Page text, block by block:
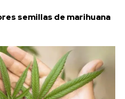
semillas de marihuana